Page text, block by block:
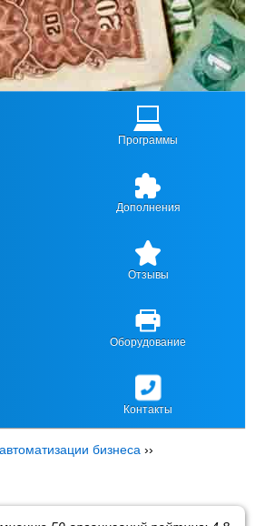
Программы
Дополнения
Отзывы
Оборудование
Контакты
бизнеса ››